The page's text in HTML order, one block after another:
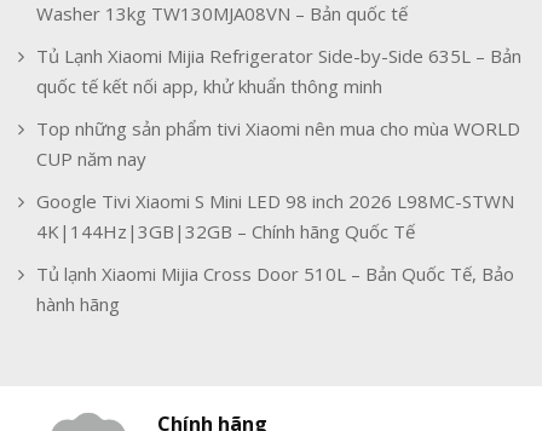
Washer 13kg TW130MJA08VN – Bản quốc tế
Tủ Lạnh Xiaomi Mijia Refrigerator Side-by-Side 635L – Bản
quốc tế kết nối app, khử khuẩn thông minh
Top những sản phẩm tivi Xiaomi nên mua cho mùa WORLD
CUP năm nay
Google Tivi Xiaomi S Mini LED 98 inch 2026 L98MC-STWN
4K|144Hz|3GB|32GB – Chính hãng Quốc Tế
Tủ lạnh Xiaomi Mijia Cross Door 510L – Bản Quốc Tế, Bảo
hành hãng
Chính hãng